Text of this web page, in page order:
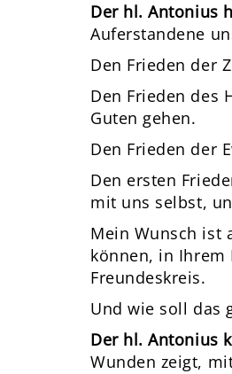
Der hl. Antonius
Auferstandene
Den Frieden der
Den Frieden des
Guten gehen.
Den Frieden der
Den ersten
mit uns selbst,
Mein Wunsch ist
können, in Ihrem
Freundeskreis.
Und wie soll das
Der hl. Antonius
Wunden zeigt,